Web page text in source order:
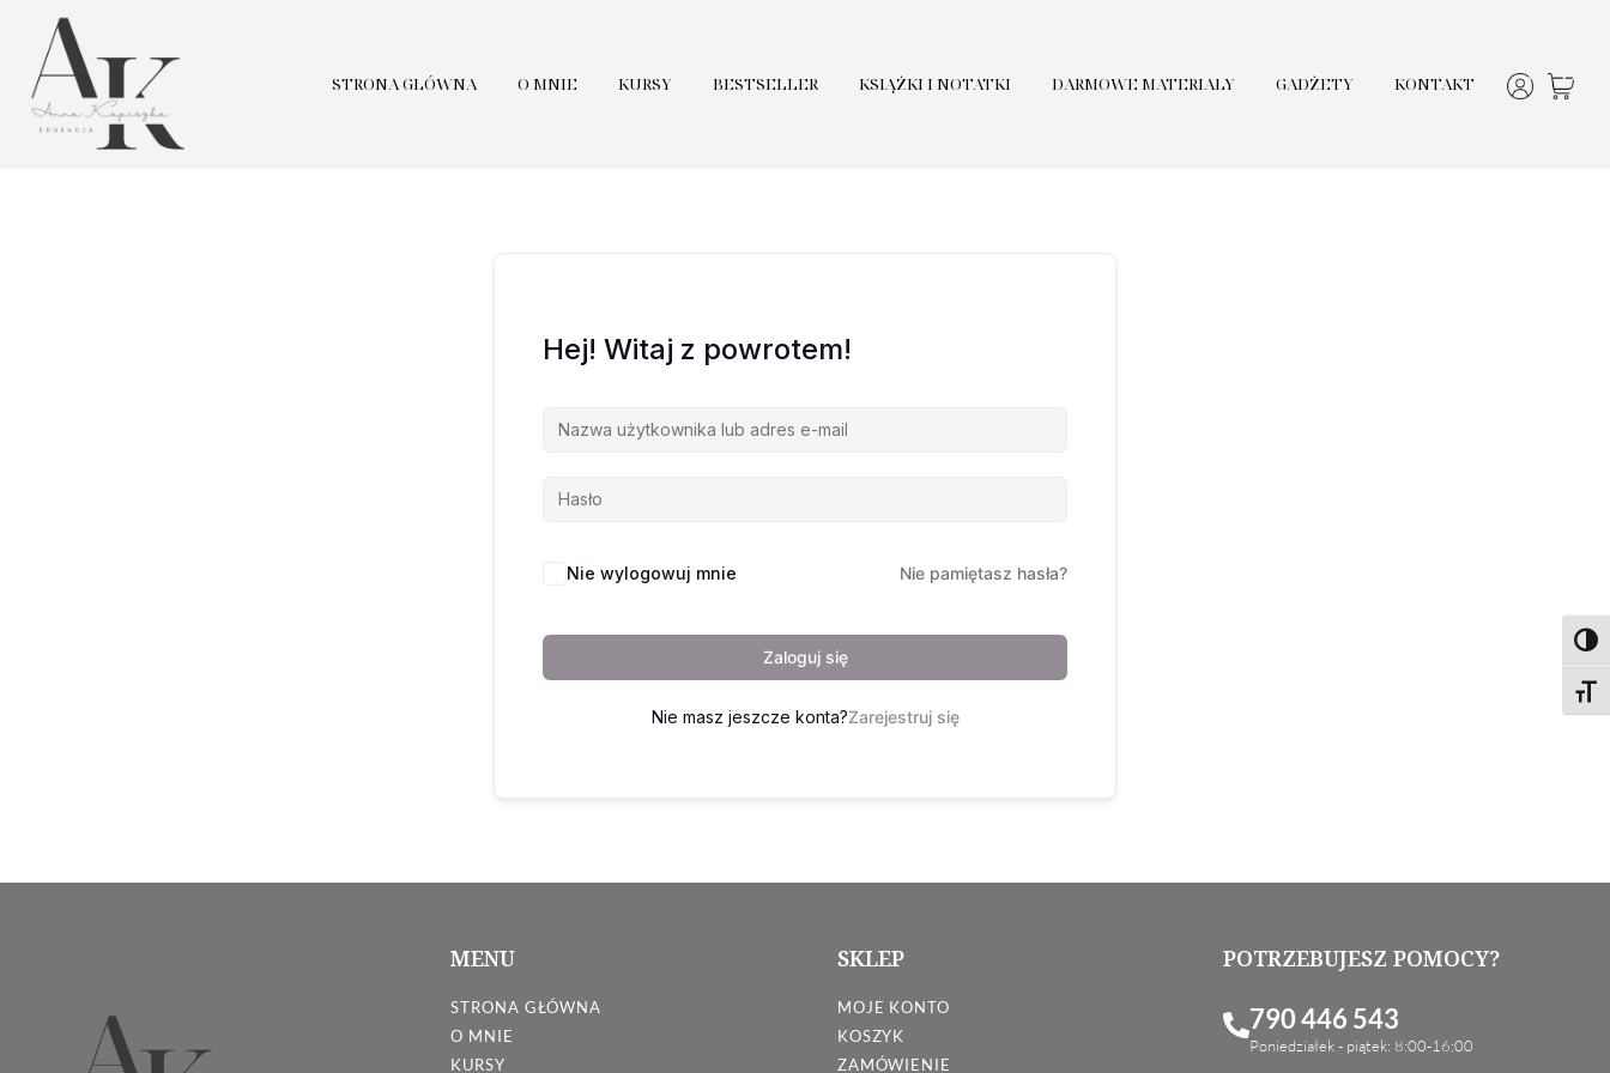
STRONA GŁÓWNA O MNIE KURSY BESTSELLER KSIĄŻKI I NOTATKI DARMOWE MATERIAŁY GADŻETY KONTAKT
Hej! Witaj z powrotem!
Nie wylogowuj mnie Nie pamiętasz hasła?
Zaloguj się
Nie masz jeszcze konta?Zarejestruj się
MENU
STRONA GŁÓWNA
O MNIE
KURSY
SKLEP
MOJE KONTO
KOSZYK
ZAMÓWIENIE
POTRZEBUJESZ POMOCY?
790 446 543
Poniedziałek - piątek: 8:00-16:00